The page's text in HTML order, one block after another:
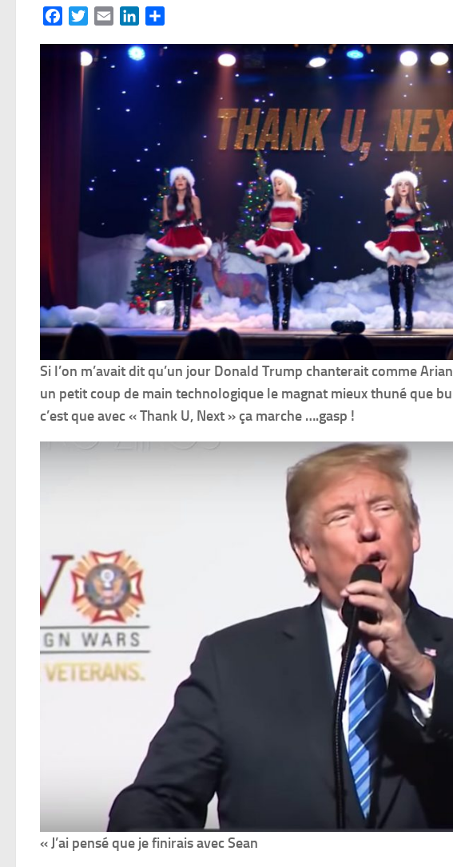
FacebookTwitterEmail LinkedIn
Si l’on m’avait dit qu’un jour Donald Trump chanterait comme
un petit coup de main technologique le magnat mieux thuné que
c’est que avec « Thank U, Next »ça marche ….gasp !
« J’ai pensé que je finirais avec Sean